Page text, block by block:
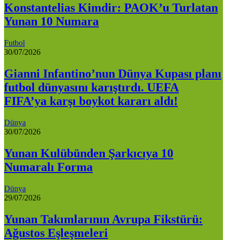
Konstantelias Kimdir: PAOK’u Turlatan
Yunan 10 Numara
Futbol
30/07/2026
Gianni Infantino’nun Dünya Kupası planı
futbol dünyasını karıştırdı. UEFA
FIFA’ya karşı boykot kararı aldı!
Dünya
30/07/2026
Yunan Kulübünden Şarkıcıya 10
Numaralı Forma
Dünya
29/07/2026
Yunan Takımlarının Avrupa Fikstürü:
Ağustos Eşleşmeleri